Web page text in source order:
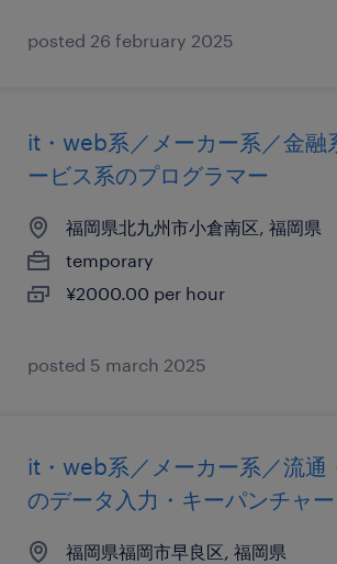
posted 26 february 2025
it・web系／メーカー系／金融
ービス系のプログラマー
福岡県北九州市小倉南区, 福岡県
temporary
¥2000.00 per hour
posted 5 march 2025
it・web系／メーカー系／流通
のデータ入力・キーパンチャー
福岡県福岡市早良区, 福岡県